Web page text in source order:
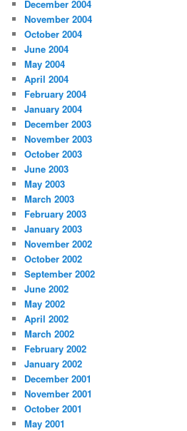
December 2004
November 2004
October 2004
June 2004
May 2004
April 2004
February 2004
January 2004
December 2003
November 2003
October 2003
June 2003
May 2003
March 2003
February 2003
January 2003
November 2002
October 2002
September 2002
June 2002
May 2002
April 2002
March 2002
February 2002
January 2002
December 2001
November 2001
October 2001
May 2001